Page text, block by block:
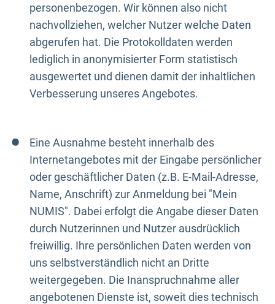
personenbezogen. Wir können also nicht
nachvollziehen, welcher Nutzer welche Daten
abgerufen hat. Die Protokolldaten werden
lediglich in anonymisierter Form statistisch
ausgewertet und dienen damit der inhaltlichen
Verbesserung unseres Angebotes.
Eine Ausnahme besteht innerhalb des
Internetangebotes mit der Eingabe persönlicher
oder geschäftlicher Daten (z.B. E-Mail-Adresse,
Name, Anschrift) zur Anmeldung bei "Mein
NUMIS". Dabei erfolgt die Angabe dieser Daten
durch Nutzerinnen und Nutzer ausdrücklich
freiwillig. Ihre persönlichen Daten werden von
uns selbstverständlich nicht an Dritte
weitergegeben. Die Inanspruchnahme aller
angebotenen Dienste ist, soweit dies technisch